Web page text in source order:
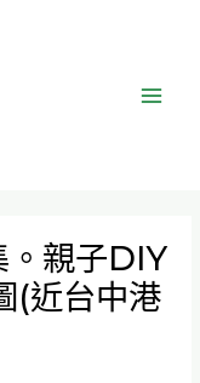
。親子DIY
(近台中港